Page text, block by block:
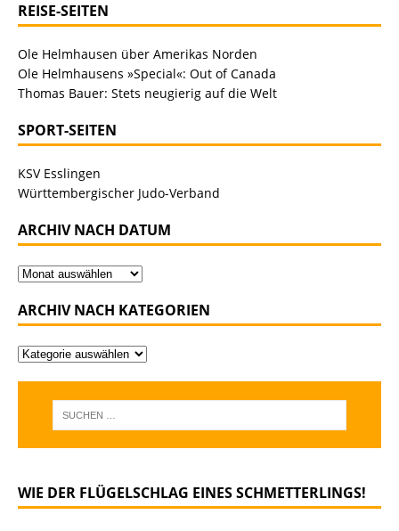
REISE-SEITEN
Ole Helmhausen über Amerikas Norden
Ole Helmhausens »Special«: Out of Canada
Thomas Bauer: Stets neugierig auf die Welt
SPORT-SEITEN
KSV Esslingen
Württembergischer Judo-Verband
ARCHIV NACH DATUM
ARCHIV NACH KATEGORIEN
WIE DER FLÜGELSCHLAG EINES SCHMETTERLINGS!